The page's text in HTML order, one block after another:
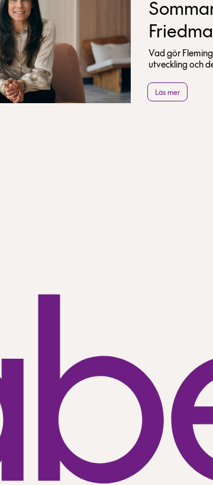
Vad gör
utveckling och
Läs mer